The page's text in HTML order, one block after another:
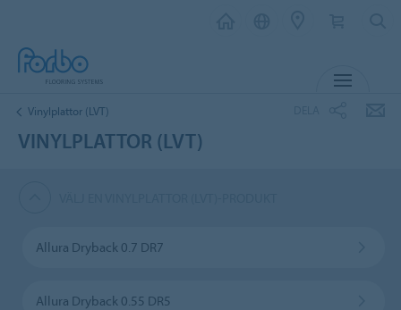
Vinylplattor (LVT)
VINYLPLATTOR (LVT)
Allura Dryback 0.7 DR7
Allura Dryback 0.55 DR5